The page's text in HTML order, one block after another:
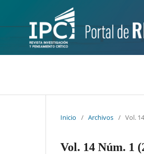
Inicio / Archivos / Vol.
Vol. 14 Núm. 1